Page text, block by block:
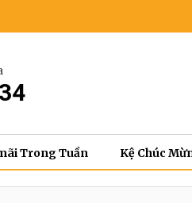
Trong Tuần Kệ Chúc